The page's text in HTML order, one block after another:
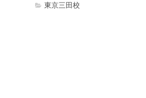
東京三田校